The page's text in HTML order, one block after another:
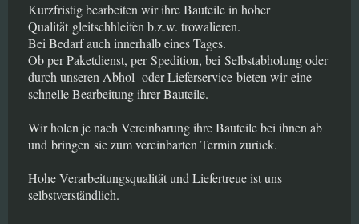
Kurzfristig bearbeiten wir ihre Bauteile in hoher
Qualität gleitschhleifen b.z.w. trowalieren.
Bei Bedarf auch innerhalb eines Tages.
Ob per Paketdienst, per Spedition, bei Selbstabholung oder
durch unseren Abhol- oder Lieferservice bieten wir eine
schnelle Bearbeitung ihrer Bauteile.
Wir holen je nach Vereinbarung ihre Bauteile bei ihnen ab
und bringen sie zum vereinbarten Termin zurück.
Hohe Verarbeitungsqualität und Liefertreue ist uns
selbstverständlich.